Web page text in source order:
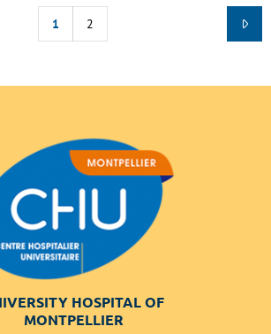
1 2
HOSPITAL OF
MONTPELLIER